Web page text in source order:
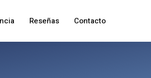
Reseñas Contacto